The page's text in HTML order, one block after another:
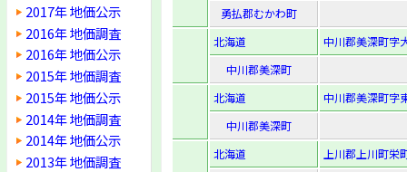
2017年 地価公示
2016年 地価調査
2016年 地価公示
2015年 地価調査
2015年 地価公示
2014年 地価調査
2014年 地価公示
2013年 地価調査
勇払郡むかわ町
北海道
中川郡美深町字
中川郡美深町
北海道
中川郡美深町字
中川郡美深町
北海道
上川郡上川町栄